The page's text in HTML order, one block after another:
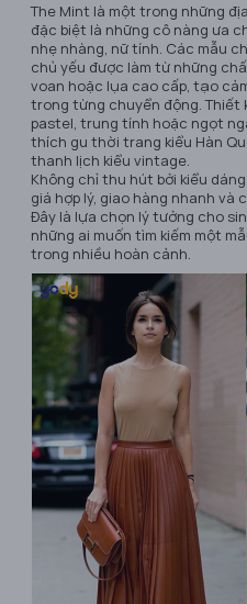
The Mint là một trong những
đặc biệt là những cô nàng ưa
nhẹ nhàng, nữ tính. Các mẫu
chủ yếu được làm từ những
voan hoặc lụa cao cấp, tạo
trong từng chuyển động. Thiết
pastel, trung tính hoặc ngọt
thích gu thời trang kiểu Hàn
thanh lịch kiểu vintage.
Không chỉ thu hút bởi kiểu
giá hợp lý, giao hàng nhanh và
Đây là lựa chọn lý tưởng cho
những ai muốn tìm kiếm một
trong nhiều hoàn cảnh.